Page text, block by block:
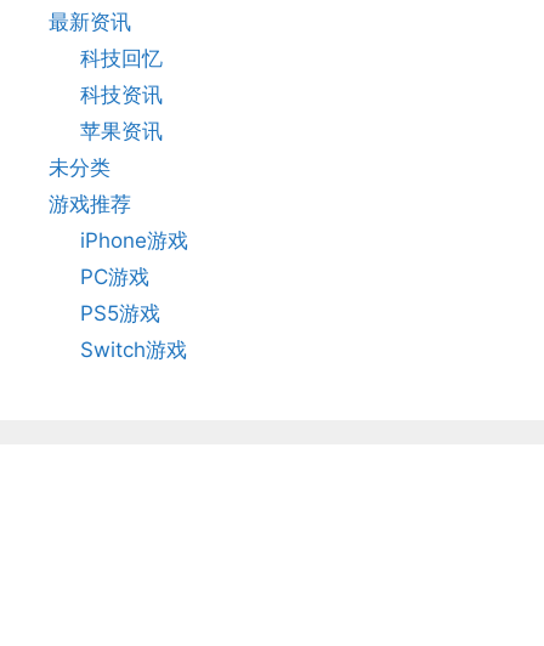
最新资讯
科技回忆
科技资讯
苹果资讯
未分类
游戏推荐
iPhone游戏
PC游戏
PS5游戏
Switch游戏